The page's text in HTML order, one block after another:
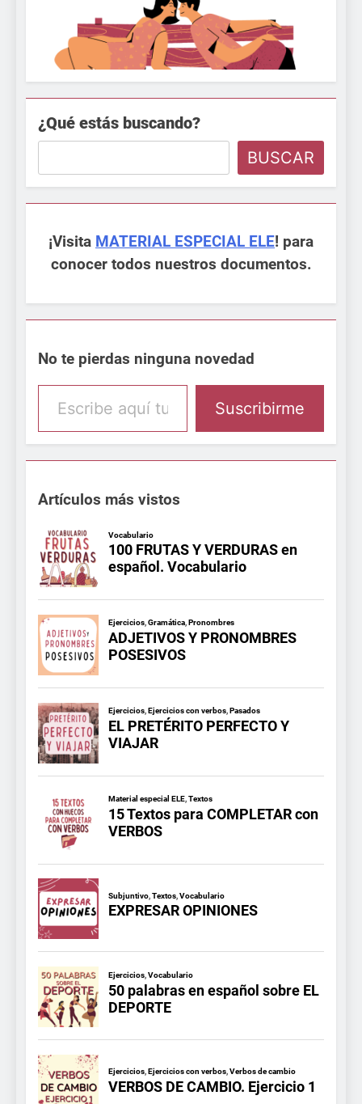
¿Qué estás buscando?
BUSCAR
¡Visita MATERIAL ESPECIAL ELE! para
conocer todos nuestros documentos.
No te pierdas ninguna novedad
Escribe aquí tu email
Suscribirme
Artículos más vistos